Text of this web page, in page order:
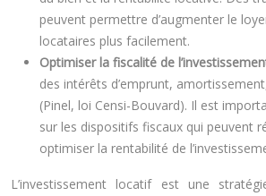
peuvent permettre d’augmenter le
locataires plus facilement.
Optimiser la fiscalité de
des intérêts d’emprunt,
(Pinel, loi Censi-Bouvard). Il est
sur les dispositifs fiscaux qui peuvent
optimiser la rentabilité de
L’investissement locatif est une